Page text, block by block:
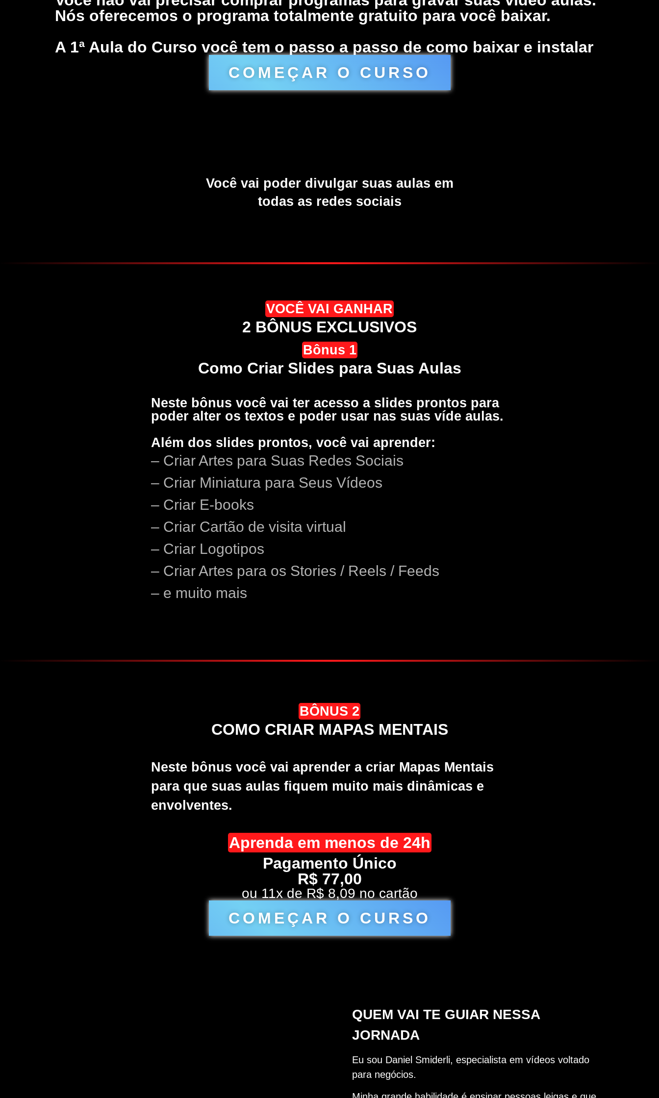
Nós oferecemos o programa totalmente gratuito para você baixar.
A 1ª Aula do Curso você tem o passo a passo de como baixar e instalar
COMEÇAR O CURSO
Você vai poder divulgar suas aulas em
todas as redes sociais
VOCÊ VAI GANHAR
2 BÔNUS EXCLUSIVOS
Bônus 1
Como Criar Slides para Suas Aulas
Neste bônus você vai ter acesso a slides prontos para
poder alter os textos e poder usar nas suas víde aulas.
Além dos slides prontos, você vai aprender:
– Criar Artes para Suas Redes Sociais
– Criar Miniatura para Seus Vídeos
– Criar E-books
– Criar Cartão de visita virtual
– Criar Logotipos
– Criar Artes para os Stories / Reels / Feeds
– e muito mais
BÔNUS 2
COMO CRIAR MAPAS MENTAIS
Neste bônus você vai aprender a criar Mapas Mentais
para que suas aulas fiquem muito mais dinâmicas e
envolventes.
Aprenda em menos de 24h
Pagamento Único
R$ 77,00
ou 11x de R$ 8,09 no cartão
COMEÇAR O CURSO
QUEM VAI TE GUIAR NESSA
JORNADA
Eu sou Daniel Smiderli, especialista em vídeos voltado
para negócios.